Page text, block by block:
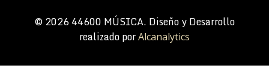
© 2026 44600 MÚSICA. Diseño y Desarrollo
realizado porAlcanalytics